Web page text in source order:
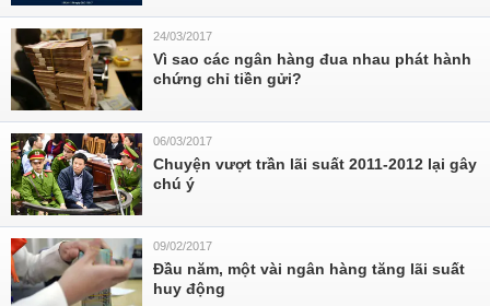
24/03/2017
Vì sao các ngân hàng đua nhau phát hành
chứng chỉ tiền gửi?
06/03/2017
Chuyện vượt trần lãi suất 2011-2012 lại gây
chú ý
09/02/2017
Đầu năm, một vài ngân hàng tăng lãi suất
huy động